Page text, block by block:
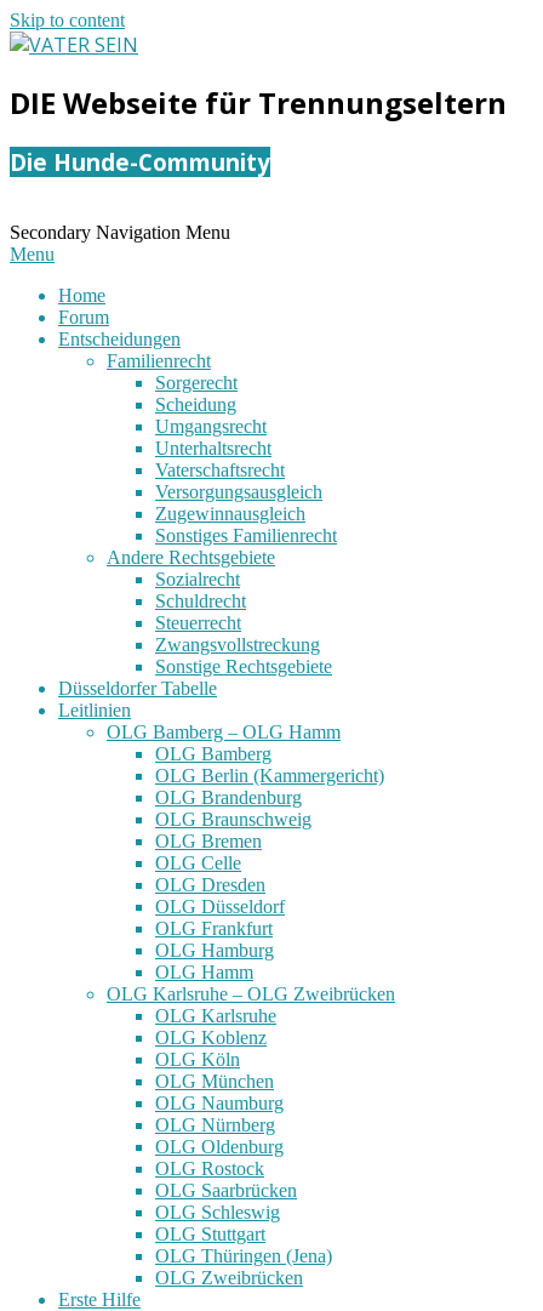
Skip to content
SEIN
DIE Webseite für Trennungseltern
Die Hunde-Community
Secondary Navigation Menu
Menu
Home
Forum
Entscheidungen
Familienrecht
Sorgerecht
Scheidung
Umgangsrecht
Unterhaltsrecht
Vaterschaftsrecht
Versorgungsausgleich
Zugewinnausgleich
Sonstiges Familienrecht
Andere Rechtsgebiete
Sozialrecht
Schuldrecht
Steuerrecht
Zwangsvollstreckung
Sonstige Rechtsgebiete
Düsseldorfer Tabelle
Leitlinien
OLG Bamberg – OLG Hamm
OLG Bamberg
OLG Berlin (Kammergericht)
OLG Brandenburg
OLG Braunschweig
OLG Bremen
OLG Celle
OLG Dresden
OLG Düsseldorf
OLG Frankfurt
OLG Hamburg
OLG Hamm
OLG Karlsruhe – OLG Zweibrücken
OLG Karlsruhe
OLG Koblenz
OLG Köln
OLG München
OLG Naumburg
OLG Nürnberg
OLG Oldenburg
OLG Rostock
OLG Saarbrücken
OLG Schleswig
OLG Stuttgart
OLG Thüringen (Jena)
OLG Zweibrücken
Erste Hilfe